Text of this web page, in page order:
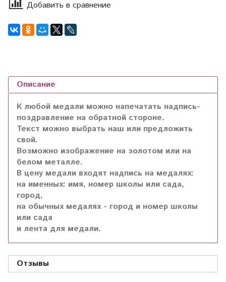
Добавить в сравнение
Описание
К любой медали можно напечатать надпись-
поздравление на обратной стороне.
Текст можно выбрать наш или предложить
свой.
Возможно изображение на золотом или на
белом металле.
В цену медали входят надпись на медалях:
на именных: имя, номер школы или сада,
город,
на обычных медалях - город и номер школы
или сада
и лента для медали.
Отзывы